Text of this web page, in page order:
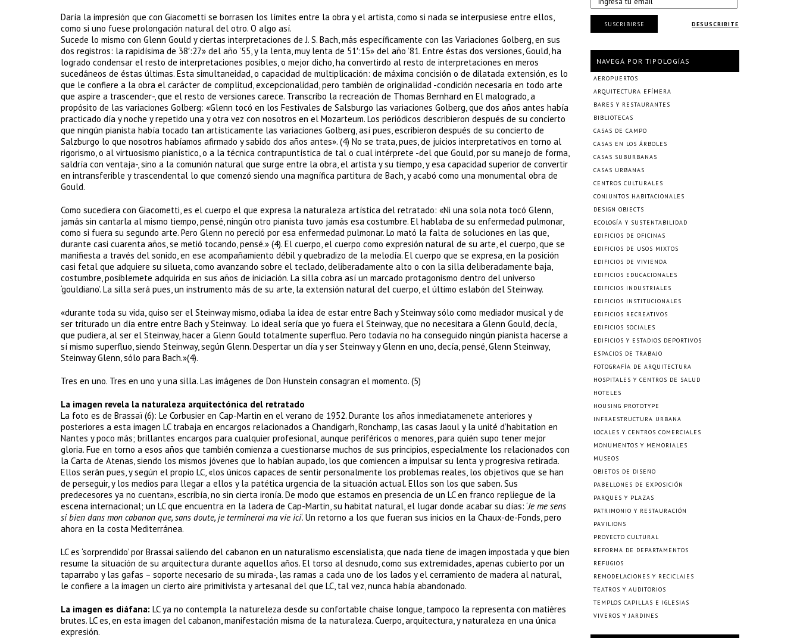
Daría la impresión que con Giacometti se borrasen los límites entre la obra y el artista, como si nada se interpusiese entre ellos,
como si uno fuese prolongación natural del otro. O algo así.
Sucede lo mismo con Glenn Gould y ciertas interpretaciones de J. S. Bach, más específicamente con las Variaciones Golberg, en sus
dos registros: la rapidísima de 38′:27» del año ’55, y la lenta, muy lenta de 51′:15» del año ’81. Entre éstas dos versiones, Gould, ha
logrado condensar el resto de interpretaciones posibles, o mejor dicho, ha convertirdo al resto de interpretaciones en meros
sucedáneos de éstas últimas. Esta simultaneidad, o capacidad de multiplicación: de máxima concisión o de dilatada extensión, es lo
que le confiere a la obra el carácter de complitud, excepcionalidad, pero tambièn de originalidad -condición necesaria en todo arte
que aspire a trascender-, que el resto de versiones carece. Transcribo la recreación de Thomas Bernhard en El malogrado, a
propósito de las variaciones Golberg: «Glenn tocó en los Festivales de Salsburgo las variaciones Golberg, que dos años antes había
practicado día y noche y repetido una y otra vez con nosotros en el Mozarteum. Los periódicos describieron después de su concierto
que ningún pianista había tocado tan artísticamente las variaciones Golberg, así pues, escribieron después de su concierto de
Salzburgo lo que nosotros habíamos afirmado y sabido dos años antes». (4) No se trata, pues, de juicios interpretativos en torno al
rigorismo, o al virtuosismo pianístico, o a la técnica contrapuntística de tal o cual intérprete -del que Gould, por su manejo de forma,
saldría con ventaja-, sino a la comunión natural que surge entre la obra, el artista y su tiempo, y esa capacidad superior de convertir
en intransferible y trascendental lo que comenzó siendo una magnífica partitura de Bach, y acabó como una monumental obra de
Gould.
Como sucediera con Giacometti, es el cuerpo el que expresa la naturaleza artística del retratado: «Ni una sola nota tocó Glenn,
jamás sin cantarla al mismo tiempo, pensé, ningún otro pianista tuvo jamás esa costumbre. El hablaba de su enfermedad pulmonar,
como si fuera su segundo arte. Pero Glenn no pereció por esa enfermedad pulmonar. Lo mató la falta de soluciones en las que,
durante casi cuarenta años, se metió tocando, pensé.» (4). El cuerpo, el cuerpo como expresión natural de su arte, el cuerpo, que se
manifiesta a través del sonido, en ese acompañamiento débil y quebradizo de la melodía. El cuerpo que se expresa, en la posición
casi fetal que adquiere su silueta, como avanzando sobre el teclado, deliberadamente alto o con la silla deliberadamente baja,
costumbre, posiblemete adquirida en sus años de iniciación. La silla cobra así un marcado protagonismo dentro del universo
‘gouldiano’. La silla será pues, un instrumento más de su arte, la extensión natural del cuerpo, el último eslabón del Steinway.
«durante toda su vida, quiso ser el Steinway mismo, odiaba la idea de estar entre Bach y Steinway sólo como mediador musical y de
ser triturado un día entre entre Bach y Steinway. Lo ideal sería que yo fuera el Steinway, que no necesitara a Glenn Gould, decía,
que pudiera, al ser el Steinway, hacer a Glenn Gould totalmente superfluo. Pero todavía no ha conseguido ningún pianista hacerse a
sí mismo superfluo, siendo Steinway, según Glenn. Despertar un día y ser Steinway y Glenn en uno, decía, pensé, Glenn Steinway,
Steinway Glenn, sólo para Bach.»(4).
Tres en uno. Tres en uno y una silla. Las imágenes de Don Hunstein consagran el momento. (5)
La imagen revela la naturaleza arquitectónica del retratado
La foto es de Brassaï (6): Le Corbusier en Cap-Martin en el verano de 1952. Durante los años inmediatamenete anteriores y
posteriores a esta imagen LC trabaja en encargos relacionados a Chandigarh, Ronchamp, las casas Jaoul y la unité d’habitation en
Nantes y poco más; brillantes encargos para cualquier profesional, aunque periféricos o menores, para quién supo tener mejor
gloria. Fue en torno a esos años que también comienza a cuestionarse muchos de sus principios, especialmente los relacionados con
la Carta de Atenas, siendo los mismos jóvenes que lo habían aupado, los que comiencen a impulsar su lenta y progresiva retirada.
Ellos serán pues, y según el propio LC, «los únicos capaces de sentir personalmente los problemas reales, los objetivos que se han
de perseguir, y los medios para llegar a ellos y la patética urgencia de la situación actual. Ellos son los que saben. Sus
predecesores ya no cuentan», escribía, no sin cierta ironía. De modo que estamos en presencia de un LC en franco repliegue de la
escena internacional; un LC que encuentra en la ladera de Cap-Martin, su habitat natural, el lugar donde acabar su días: ‘Je me sens
si bien dans mon cabanon que, sans doute, je terminerai ma vie ici‘. Un retorno a los que fueran sus inicios en la Chaux-de-Fonds, pero
ahora en la costa Mediterránea.
LC es ‘sorprendido’ por Brassai saliendo del cabanon en un naturalismo escensialista, que nada tiene de imagen impostada y que bien
resume la situación de su arquitectura durante aquellos años. El torso al desnudo, como sus extremidades, apenas cubierto por un
taparrabo y las gafas – soporte necesario de su mirada-, las ramas a cada uno de los lados y el cerramiento de madera al natural,
le confiere a la imagen un cierto aire primitivista y artesanal del que LC, tal vez, nunca había abandonado.
La imagen es diáfana: LC ya no contempla la natureleza desde su confortable chaise longue, tampoco la representa con matières
brutes. LC es, en esta imagen del cabanon, manifestación misma de la naturaleza. Cuerpo, arquitectura, y naturaleza en una única
expresión.
DESUSCRIBITE
SUSCRIBIRSE
NAVEGÁ POR TIPOLOGÍAS
AEROPUERTOS
ARQUITECTURA EFÍMERA
BARES Y RESTAURANTES
BIBLIOTECAS
CASAS DE CAMPO
CASAS EN LOS ÁRBOLES
CASAS SUBURBANAS
CASAS URBANAS
CENTROS CULTURALES
CONJUNTOS HABITACIONALES
DESIGN OBJECTS
ECOLOGÍA Y SUSTENTABILIDAD
EDIFICIOS DE OFICINAS
EDIFICIOS DE USOS MIXTOS
EDIFICIOS DE VIVIENDA
EDIFICIOS EDUCACIONALES
EDIFICIOS INDUSTRIALES
EDIFICIOS INSTITUCIONALES
EDIFICIOS RECREATIVOS
EDIFICIOS SOCIALES
EDIFICIOS Y ESTADIOS DEPORTIVOS
ESPACIOS DE TRABAJO
FOTOGRAFÍA DE ARQUITECTURA
HOSPITALES Y CENTROS DE SALUD
HOTELES
HOUSING PROTOTYPE
INFRAESTRUCTURA URBANA
LOCALES Y CENTROS COMERCIALES
MONUMENTOS Y MEMORIALES
MUSEOS
OBJETOS DE DISEÑO
PABELLONES DE EXPOSICIÓN
PARQUES Y PLAZAS
PATRIMONIO Y RESTAURACIÓN
PAVILIONS
PROYECTO CULTURAL
REFORMA DE DEPARTAMENTOS
REFUGIOS
REMODELACIONES Y RECICLAJES
TEATROS Y AUDITORIOS
TEMPLOS CAPILLAS E IGLESIAS
VIVEROS Y JARDINES